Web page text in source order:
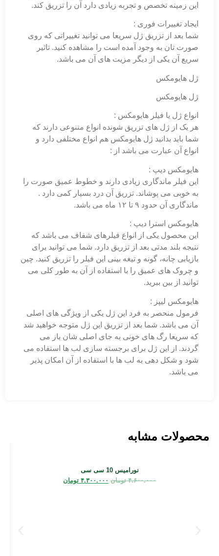
این زمینه تخصص و تجربه زیادی دارد آن را تزریق کند.
ایجاد تغییرات فوری :
شما بعد از تزریق ژل سریعا می توانید تغییراتی که روی
صورت تان به وجود آمده است را مشاهده کنید. تاثیر
سریع آن یکی از دیگر مزیت های آن می باشد.
ژل هایومکس
ژل هایومکس
انواع ژل یا فیلر هایومکس :
هر یک از ژل های تزریق شونده انواع متنوعی دارند که
شما باید بدانید ژل هایومکس هم انواع مختلفی دارد و
انواع آن عبارت می باشد از :
هایومکس دیپ :
این فیلر ماندگاری زیادی دارند و خطوط عمیق صورت را
به خوبی می پوشاند. تزریق آن درد بسیار کمی دارد .
ماندگاری آن حدود ۹ تا ۱۲ ماه می باشد.
هایومکس استرا دیپ :
این محصول یکی از انواع فیلرهای شفاف می باشد که
نتیجه بلند مدتی بعد از تزریق دارد. شما می توانید برای
بازیابی چانه، گونه و تیغه بینی این فیلر را تزریق کنید. چین
و چروک های عمیق را با استفاده از آن به طور کلی می
توانید از بین ببرید.
هایومکس لیپز :
فرمول منحصر به فرد این ژل یکی از ویژگی های اصلی
آن می باشد. شما بعد از تزریق این ژل متوجه خواهید شد
که سریعا رگ های خونی به جای اصلی شان باز می
گردند. از این ژل برای برجسته سازی لب ها استفاده می
شود و شکل دهی به لب ها با استفاده از آن امکان پذیر
می باشد.
محصولات مشابه
نورامیس 10 سی سی
۴.۶۰۰.۰۰۰ تومان ۴.۳۰۰.۰۰۰ تومان